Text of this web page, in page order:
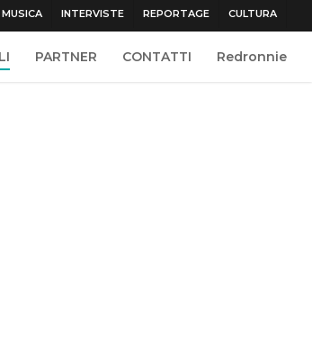
MUSICA INTERVISTE REPORTAGE CULTURA
PARTNER CONTATTI Redronnie